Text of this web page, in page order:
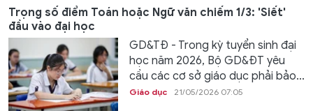
Trọng số điểm Toán hoặc Ngữ văn chiếm 1/3: 'Siết'
đầu vào đại học
GD&TĐ - Trong kỳ tuyển sinh đại
học năm 2026, Bộ GD&ĐT yêu
cầu các cơ sở giáo dục phải bảo...
Giáo dục 21/05/2026 07:05